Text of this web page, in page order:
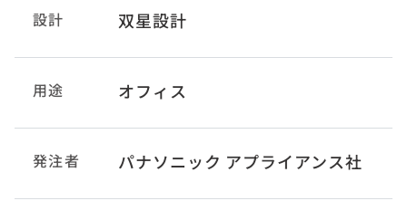
設計 双星設計
用途 オフィス
発注者 パナソニック アプライアンス社